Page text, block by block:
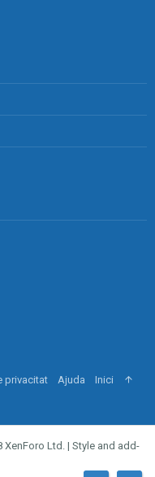
privacitat Ajuda Inici
XenForo Ltd. | Style and add-